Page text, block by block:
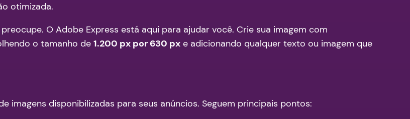
otimizada.
O Adobe Express está aqui para ajudar você. Crie sua imagem com
o tamanho de 1.200 px por 630 px e adicionando qualquer texto ou imagem que
imagens disponibilizadas para seus anúncios. Seguem principais pontos: